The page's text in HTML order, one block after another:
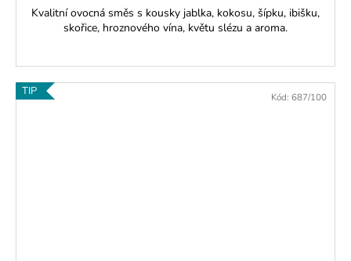
Kvalitní ovocná směs s kousky jablka, kokosu, šípku, ibišku,
skořice, hroznového vína, květu slézu a aroma.
TIP Kód: 687/100